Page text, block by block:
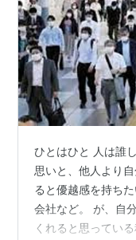
ひとはひと 人は誰
思いと、他人より
ると優越感を持ち
会社など。 が、自
くれると思ってい